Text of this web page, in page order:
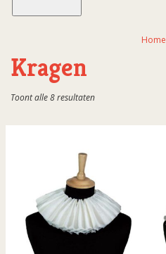
Kerst
Moederdag
Oranje 2026
Ramadan
Sinterklaas
Accessoires
Baretten
Home
Kragen
Toont alle 8 resultatenGesorteerd
populariteit